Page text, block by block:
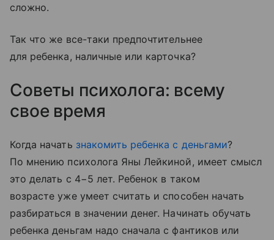
сложно.
Так что же все-таки предпочтительнее
для ребенка, наличные или карточка?
Советы психолога: всему
свое время
Когда начать знакомить ребенка с деньгами?
По мнению психолога Яны Лейкиной, имеет смысл
это делать с 4−5 лет. Ребенок в таком
возрасте уже умеет считать и способен начать
разбираться в значении денег. Начинать обучать
ребенка деньгам надо сначала с фантиков или